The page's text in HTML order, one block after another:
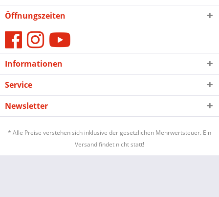
Öffnungszeiten
Informationen
Service
Newsletter
* Alle Preise verstehen sich inklusive der gesetzlichen Mehrwertsteuer. Ein
Versand findet nicht statt!